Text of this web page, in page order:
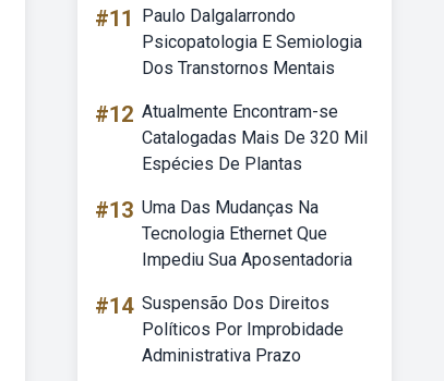
#11
Paulo Dalgalarrondo
Psicopatologia E Semiologia
Dos Transtornos Mentais
#12 Atualmente Encontram-se
Catalogadas Mais De 320 Mil
Espécies De Plantas
#13 Uma Das Mudanças Na
Tecnologia Ethernet Que
Impediu Sua Aposentadoria
#14 Suspensão Dos Direitos
Políticos Por Improbidade
Administrativa Prazo